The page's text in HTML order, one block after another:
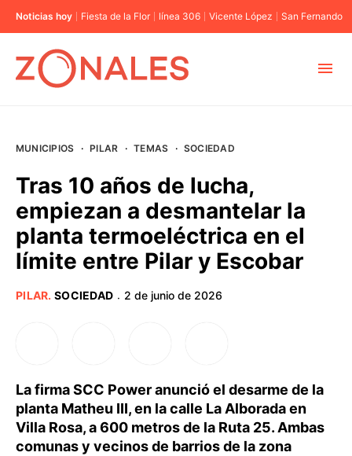
Noticias hoy Fiesta de la Flor línea 306 Vicente López San Fernando
BUENOS AIRES
PROVINCIAS
MUNICIPIOS · PILAR · TEMAS · SOCIEDAD
Tras 10 años de lucha,
empiezan a desmantelar la
planta termoeléctrica en el
límite entre Pilar y Escobar
PILAR. SOCIEDAD · 2 de junio de 2026
La firma SCC Power anunció el desarme de la
planta Matheu III, en la calle La Alborada en
Villa Rosa, a 600 metros de la Ruta 25. Ambas
comunas y vecinos de barrios de la zona